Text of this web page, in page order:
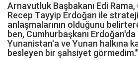
Arnavutluk Başbakanı Edi Rama,
Recep Tayyip Erdoğan ile
anlaşmalarının olduğunu
ben, Cumhurbaşkanı
Yunanistan'a ve Yunan halkına
besleyen bir şahsiyet